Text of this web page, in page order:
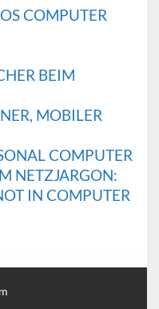
COMPUTER
BEIM
MOBILER
COMPUTER
NETZJARGON:
IN COMPUTER